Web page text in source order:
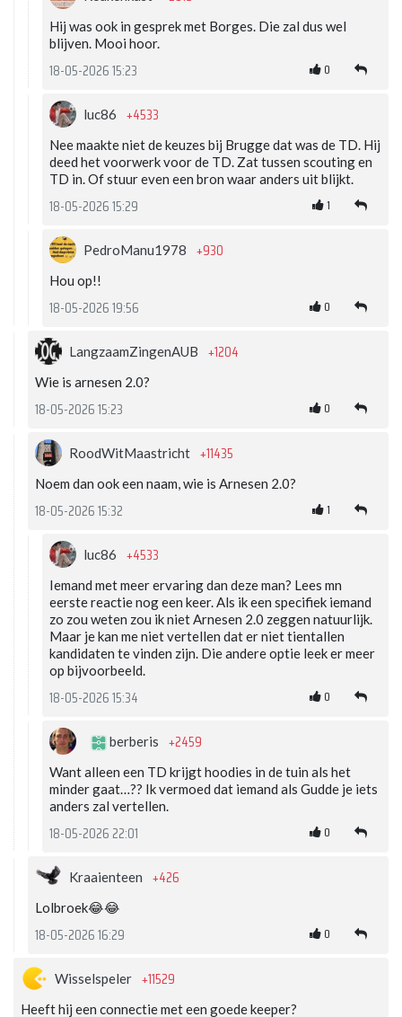
Hij was ook in gesprek met Borges. Die zal dus wel
blijven. Mooi hoor.
18-05-2026 15:23 0
luc86 +4533
Nee maakte niet de keuzes bij Brugge dat was de TD. Hij
deed het voorwerk voor de TD. Zat tussen scouting en
TD in. Of stuur even een bron waar anders uit blijkt.
18-05-2026 15:29 1
PedroManu1978 +930
Hou op!!
18-05-2026 19:56 0
LangzaamZingenAUB +1204
Wie is arnesen 2.0?
18-05-2026 15:23 0
RoodWitMaastricht +11435
Noem dan ook een naam, wie is Arnesen 2.0?
18-05-2026 15:32 1
luc86 +4533
Iemand met meer ervaring dan deze man? Lees mn
eerste reactie nog een keer. Als ik een specifiek iemand
zo zou weten zou ik niet Arnesen 2.0 zeggen natuurlijk.
Maar je kan me niet vertellen dat er niet tientallen
kandidaten te vinden zijn. Die andere optie leek er meer
op bijvoorbeeld.
18-05-2026 15:34 0
berberis +2459
Want alleen een TD krijgt hoodies in de tuin als het
minder gaat…?? Ik vermoed dat iemand als Gudde je iets
anders zal vertellen.
18-05-2026 22:01 0
Kraaienteen +426
Lolbroek😂😂
18-05-2026 16:29 0
Wisselspeler +11529
Heeft hij een connectie met een goede keeper?